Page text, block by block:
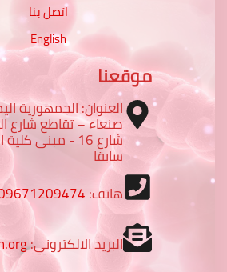
اتصل بنا
English
موقعنا
العنوان: الجمهورية
صنعاء – تقاطع شارع
شارع 16 - مبنى
سابقا
هاتف:
البريد الالكتروني: